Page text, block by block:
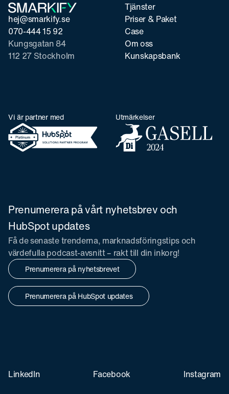
hej@smarkify.se
070-444 15 92
Kungsgatan 84
112 27 Stockholm
Tjänster
Priser & Paket
Case
Om oss
Kunskapsbank
Vi är partner med Utmärkelser
Prenumerera på vårt nyhetsbrev och
HubSpot updates
Få de senaste trenderna, marknadsföringstips och
värdefulla podcast-avsnitt – rakt till din inkorg!
Prenumerera på nyhetsbrevet
Prenumerera på HubSpot updates
LinkedIn Facebook Instagram